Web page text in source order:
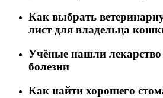
Как выбрать
лист для владельца
Учёные нашли лекарство
болезни
Как найти хорошего